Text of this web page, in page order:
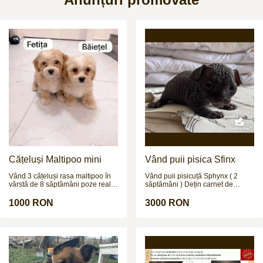
Cățeluși Maltipoo mini
Vând 3 cățeluși rasa maltipoo în
vârstă de 8 săptămâni poze reale
vă aștept pe wapp
1000 RON
Vând puii pisica Sfinx
Vând puii pisicuță Sphynx ( 2
săptămâni ) Dețin carnet de
rasă de pisici cunoscută mai ales
piersici. Foarte afectuoasă,
jucăușă și curioasă.Iubește
3000 RON